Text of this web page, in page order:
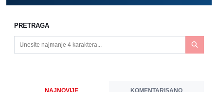
PRETRAGA